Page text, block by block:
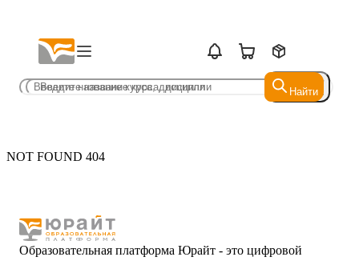
Найти
Найти
NOT FOUND 404
Образовательная платформа Юрайт - это цифровой